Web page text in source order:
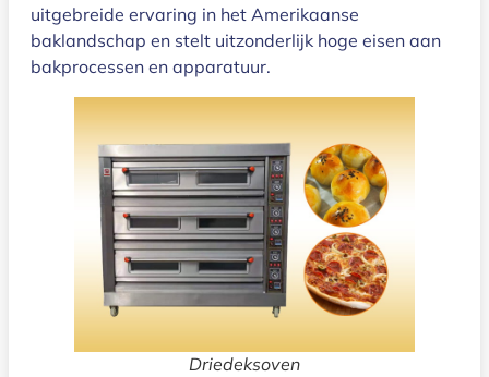
uitgebreide ervaring in het Amerikaanse
baklandschap en stelt uitzonderlijk hoge eisen aan
bakprocessen en apparatuur.
Driedeksoven